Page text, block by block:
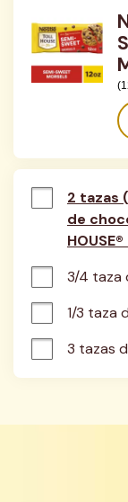
2 tazas
de
3/4 taza
1/3 taza
3 tazas